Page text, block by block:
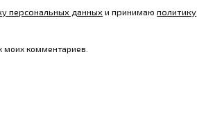
персональных данных и принимаюполитику
моих комментариев.